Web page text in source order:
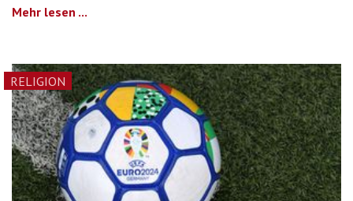
Mehr lesen ...
RELIGION